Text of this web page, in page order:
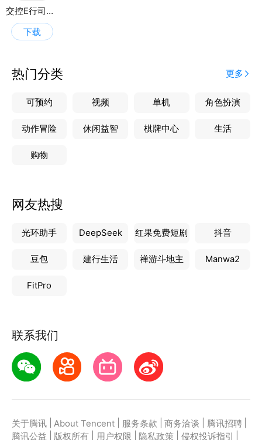
交控E行司机端
下载
热门分类 更多
可预约 视频 单机 角色扮演
动作冒险 休闲益智 棋牌中心 生活
购物
网友热搜
光环助手 DeepSeek 红果免费短剧 抖音
豆包 建行生活 禅游斗地主 Manwa2
FitPro
联系我们
关于腾讯 About Tencent 服务条款 商务洽谈 腾讯招聘
腾讯公益
版权所有 用户权限 隐私政策 侵权投诉指引